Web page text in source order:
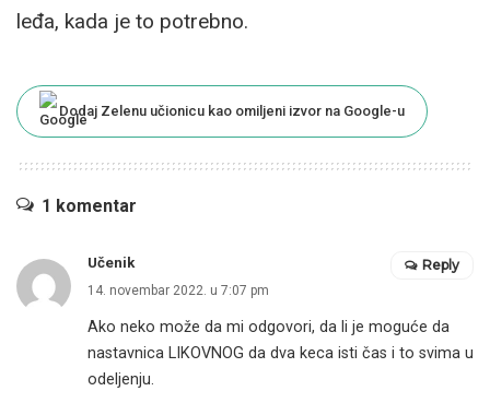
leđa, kada je to potrebno.
Dodaj Zelenu učionicu kao omiljeni izvor na Google-u
1 komentar
Učenik
14. novembar 2022. u 7:07 pm
Ako neko može da mi odgovori, da li je moguće da
nastavnica LIKOVNOG da dva keca isti čas i to svima u
odeljenju.
Reply